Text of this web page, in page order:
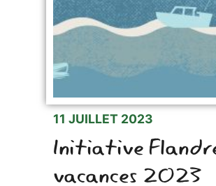
11 JUILLET 2023
Initiative
vacances 2023